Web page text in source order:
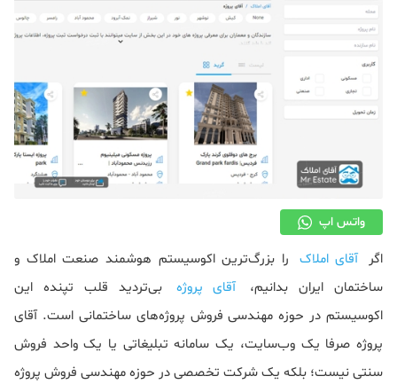
محله گردی
معماری
ملکی
واتس اپ
اگر آقای املاک
را بزرگ‌ترین اکوسیستم هوشمند صنعت املاک و
ساختمان ایران بدانیم،
آقای پروژه
بی‌تردید قلب تپنده این
اکوسیستم در حوزه مهندسی فروش پروژه‌های ساختمانی است. آقای
پروژه صرفا یک وب‌سایت، یک سامانه تبلیغاتی یا یک واحد فروش
سنتی نیست؛ بلکه یک شرکت تخصصی در حوزه مهندسی فروش پروژه